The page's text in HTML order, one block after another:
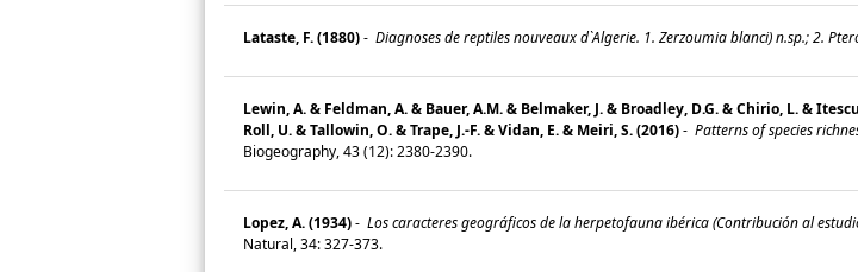
Lataste, F. (1880)- Diagnoses de reptiles nouveaux d`Algerie. 1. Zerzoumia blanci) n.sp.; 2.
Lewin, A. & Feldman, A. & Bauer, A.M. & Belmaker, J. & Broadley, D.G. & Chirio, L. &
Roll, U. & Tallowin, O. & Trape, J.-F. & Vidan, E. & Meiri, S. (2016)- Patterns of species
Biogeography, 43 (12): 2380-2390.
Lopez, A. (1934)- Los caracteres geográficos de la herpetofauna ibérica (Contribución al
Natural, 34: 327-373.